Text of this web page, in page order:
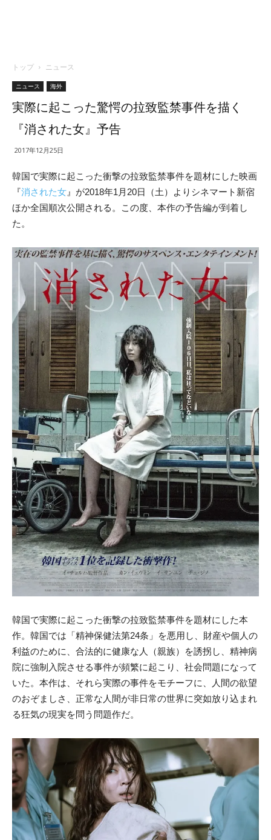
トップ ニュース
ニュース 海外
実際に起こった驚愕の拉致監禁事件を描く
『消された女』予告
2017年12月25日
韓国で実際に起こった衝撃の拉致監禁事件を題材にした映画
『消された女 』が2018年1月20日（土）よりシネマート新宿
ほか全国順次公開される。この度、本作の予告編が到着し
た。
韓国で実際に起こった衝撃の拉致監禁事件を題材にした本
作。韓国では「精神保健法第24条」を悪用し、財産や個人の
利益のために、合法的に健康な人（親族）を誘拐し、精神病
院に強制入院させる事件が頻繁に起こり、社会問題になって
いた。本作は、それら実際の事件をモチーフに、人間の欲望
のおぞましさ、正常な人間が非日常の世界に突如放り込まれ
る狂気の現実を問う問題作だ。